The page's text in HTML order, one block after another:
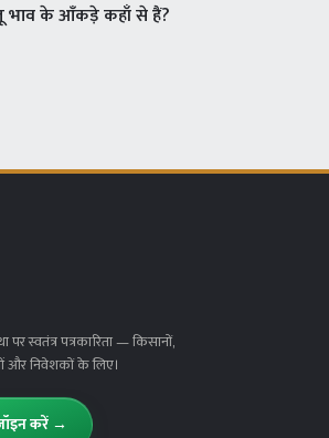
भाव के आँकड़े कहाँ से हैं?
स्वतंत्र पत्रकारिता— किसानों,
और निवेशकों के लिए।
करें →